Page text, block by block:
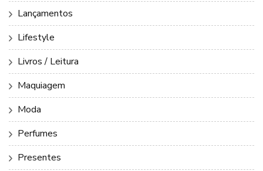
Lançamentos
Lifestyle
Livros / Leitura
Maquiagem
Moda
Perfumes
Presentes